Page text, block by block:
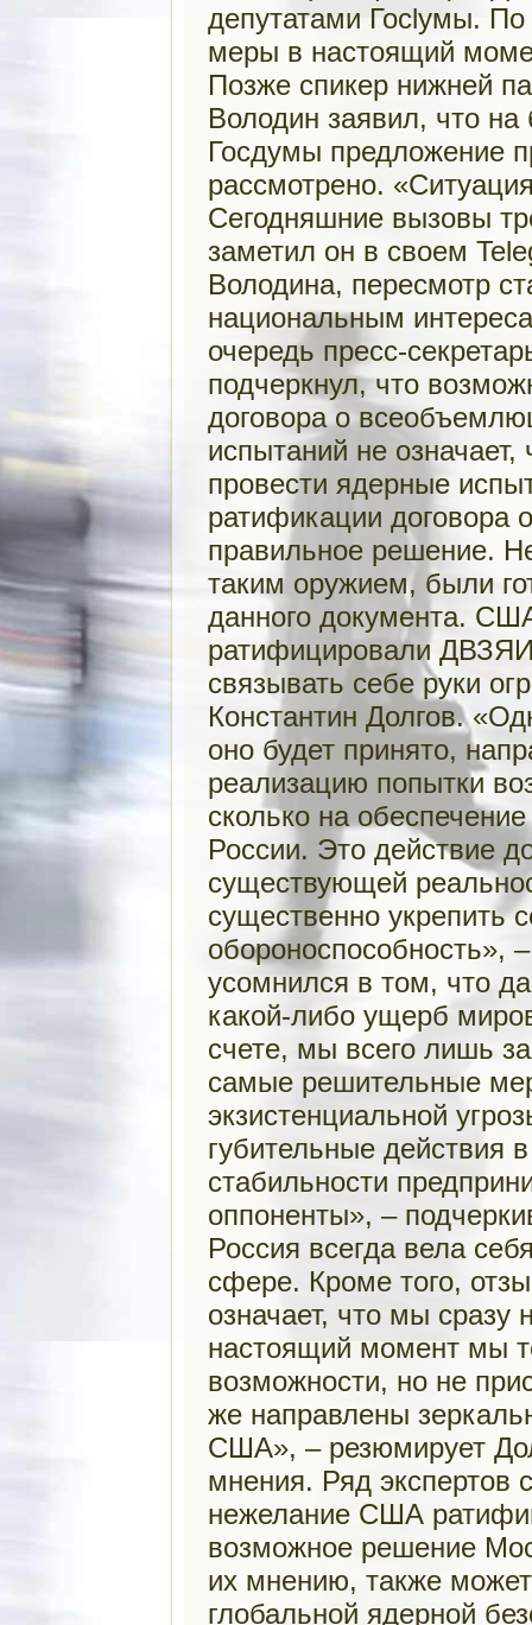
депутатами Госlумы.
меры в настоящий
Позже спикер нижней
Володин заявил, что
Госдумы предложение
рассмотрено.
Сегодняшние вызовы
заметил он в своем
Володина, пересмотр
национальным
очередь пресс-
подчеркнул, что
договора о
испытаний не
провести ядерные
ратификации договора
правильное решение.
таким оружием, были
данного документа.
ратифицировали
связывать себе руки
Константин Долгов.
оно будет принято,
реализацию попытки
сколько на
России. Это действие
существующей
существенно укрепить
обороноспособность»,
усомнился в том, что
какой-либо ущерб
счете, мы всего лишь
самые решительные
экзистенциальной
губительные действия
стабильности
оппоненты», –
Россия всегда вела
сфере. Кроме того,
означает, что мы
настоящий момент мы
возможности, но не
же направлены
США», – резюмирует
мнения. Ряд экспертов
нежелание США
возможное решение
их мнению, также
глобальной ядерной